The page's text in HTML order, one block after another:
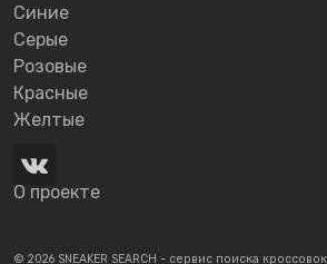
Синие
Серые
Розовые
Красные
Желтые
О проекте
© 2026 SNEAKER SEARCH - сервис поиска кроссовок